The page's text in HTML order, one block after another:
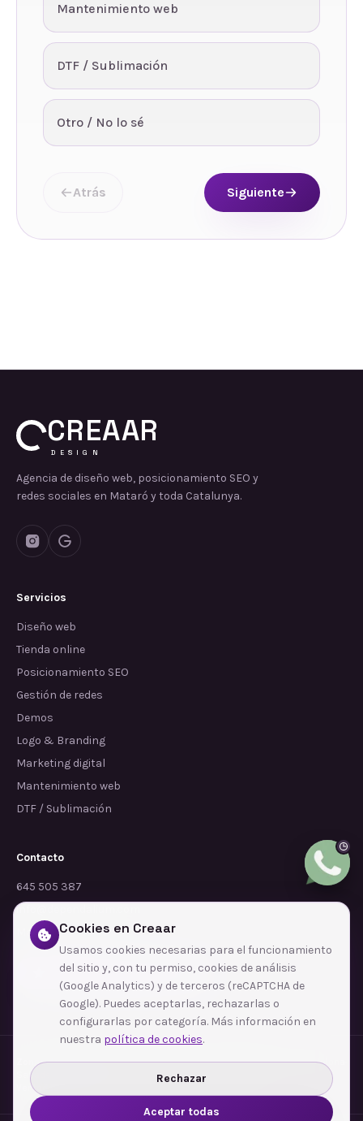
Mantenimiento web
DTF / Sublimación
Otro / No lo sé
Atrás Siguiente
CREAAR
DESIGN
Agencia de diseño web, posicionamiento SEO y
redes sociales en Mataró y toda Catalunya.
Servicios
Diseño web
Tienda online
Posicionamiento SEO
Gestión de redes
Demos
Logo & Branding
Marketing digital
Mantenimiento web
DTF / Sublimación
Contacto
645 505 387
info@dependalium.com
Mataró (Barcelona)
Déjanos tu reseña en Google
Zonas de cobertura·Barcelona·L'Hospitalet de Llobregat·Terrassa·Badalona
Sabadell
Santa Coloma de Gramenet
Ver todas las zonas →
Cookies en Creaar
Usamos cookies necesarias para el funcionamiento
del sitio y, con tu permiso, cookies de análisis
(Google Analytics) y de terceros (reCAPTCHA de
Google). Puedes aceptarlas, rechazarlas o
configurarlas por categoría. Más información en
nuestra política de cookies.
Rechazar
Aceptar todas